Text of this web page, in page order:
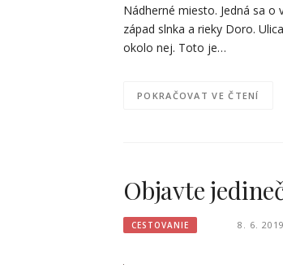
Nádherné miesto. Jedná sa
západ slnka a rieky Doro.
okolo nej. Toto je…
POKRAČOVAT VE ČTENÍ
Objavte
CESTOVANIE 8. 6. 2019